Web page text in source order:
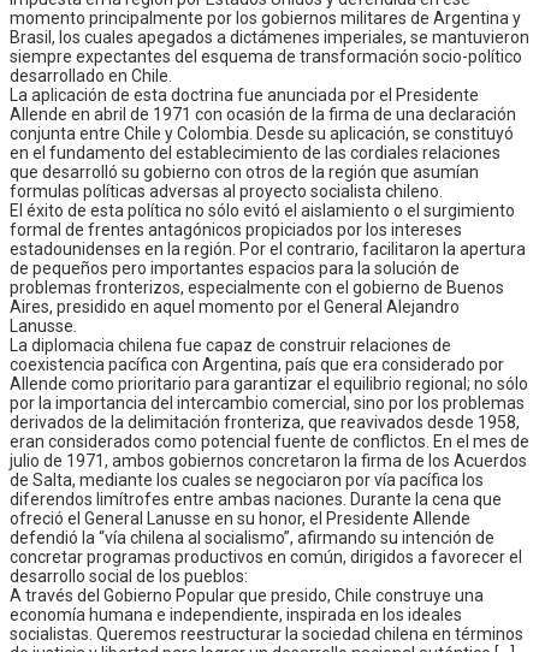
momento principalmente por los gobiernos militares de Argentina y
Brasil, los cuales apegados a dictámenes imperiales, se mantuvieron
siempre expectantes del esquema de transformación socio-político
desarrollado en Chile.
La aplicación de esta doctrina fue anunciada por el Presidente
Allende en abril de 1971 con ocasión de la firma de una declaración
conjunta entre Chile y Colombia. Desde su aplicación, se constituyó
en el fundamento del establecimiento de las cordiales relaciones
que desarrolló su gobierno con otros de la región que asumían
formulas políticas adversas al proyecto socialista chileno.
El éxito de esta política no sólo evitó el aislamiento o el surgimiento
formal de frentes antagónicos propiciados por los intereses
estadounidenses en la región. Por el contrario, facilitaron la apertura
de pequeños pero importantes espacios para la solución de
problemas fronterizos, especialmente con el gobierno de Buenos
Aires, presidido en aquel momento por el General Alejandro
Lanusse.
La diplomacia chilena fue capaz de construir relaciones de
coexistencia pacífica con Argentina, país que era considerado por
Allende como prioritario para garantizar el equilibrio regional; no sólo
por la importancia del intercambio comercial, sino por los problemas
derivados de la delimitación fronteriza, que reavivados desde 1958,
eran considerados como potencial fuente de conflictos. En el mes de
julio de 1971, ambos gobiernos concretaron la firma de los Acuerdos
de Salta, mediante los cuales se negociaron por vía pacífica los
diferendos limítrofes entre ambas naciones. Durante la cena que
ofreció el General Lanusse en su honor, el Presidente Allende
defendió la “vía chilena al socialismo”, afirmando su intención de
concretar programas productivos en común, dirigidos a favorecer el
desarrollo social de los pueblos:
A través del Gobierno Popular que presido, Chile construye una
economía humana e independiente, inspirada en los ideales
socialistas. Queremos reestructurar la sociedad chilena en términos